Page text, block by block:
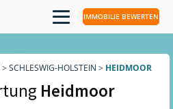
IMMOBILIE BEWERTEN
> SCHLESWIG-HOLSTEIN > HEIDMOOR
Heidmoor